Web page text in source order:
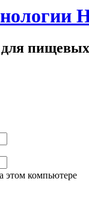
пищевых
этом компьютере